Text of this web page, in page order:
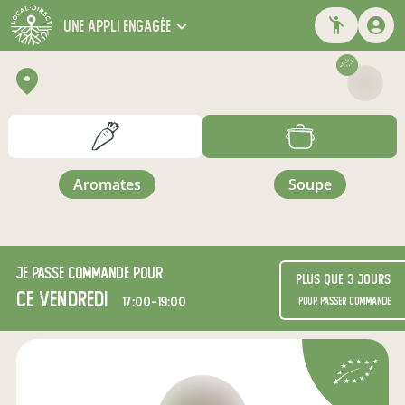
une appli engagée
aromates soupe
Je passe commande pour
ce vendredi 17:00-19:00
Plus que 3 jours
pour passer commande